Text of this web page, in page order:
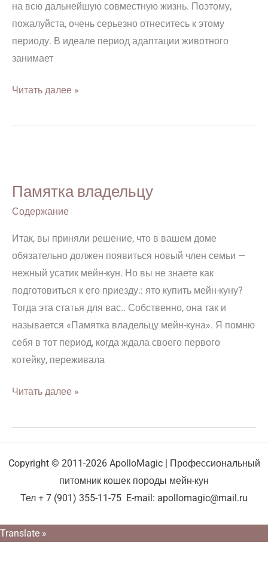
на всю дальнейшую совместную жизнь. Поэтому,
пожалуйста, очень серьезно отнеситесь к этому
периоду. В идеале период адаптации животного
занимает
Читать далее »
Памятка владельцу
Содержание
Итак, вы приняли решение, что в вашем доме
обязательно должен появиться новый член семьи —
нежный усатик мейн-кун. Но вы не знаете как
подготовиться к его приезду.: ято купить мейн-куну?
Тогда эта статья для вас.. Собственно, она так и
называется «Памятка владельцу мейн-куна». Я помню
себя в тот период, когда ждала своего первого
котейку, переживала
Читать далее »
Copyright © 2011-2026 ApolloMagic | Профессиональный
питомник кошек породы мейн-кун
Тел + 7 (901) 355-11-75 E-mail: apollomagic@mail.ru
Translate »